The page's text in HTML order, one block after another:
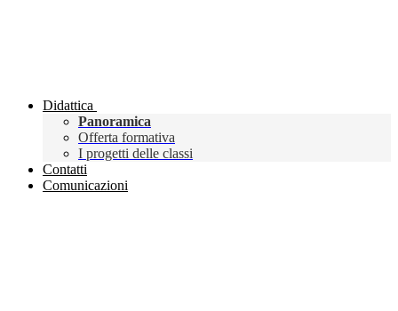
Didattica
Panoramica
Offerta formativa
I progetti delle classi
Contatti
Comunicazioni